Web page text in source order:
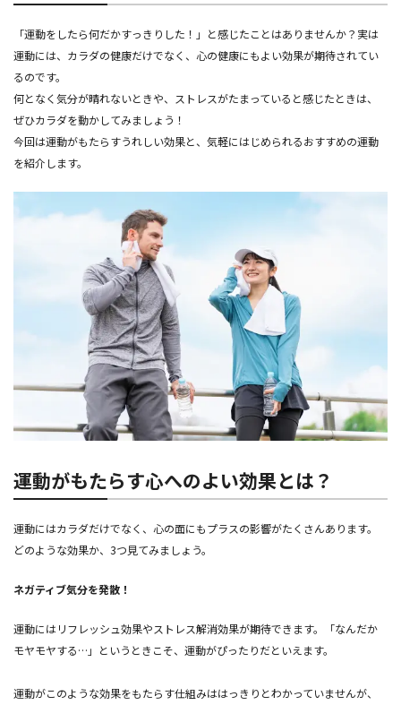
「運動をしたら何だかすっきりした！」と感じたことはありませんか？実は
運動には、カラダの健康だけでなく、心の健康にもよい効果が期待されてい
るのです。
何となく気分が晴れないときや、ストレスがたまっていると感じたときは、
ぜひカラダを動かしてみましょう！
今回は運動がもたらすうれしい効果と、気軽にはじめられるおすすめの運動
を紹介します。
運動がもたらす心へのよい効果とは？
運動にはカラダだけでなく、心の面にもプラスの影響がたくさんあります。
どのような効果か、3つ見てみましょう。
ネガティブ気分を発散！
運動にはリフレッシュ効果やストレス解消効果が期待できます。「なんだか
モヤモヤする…」というときこそ、運動がぴったりだといえます。
運動がこのような効果をもたらす仕組みははっきりとわかっていませんが、